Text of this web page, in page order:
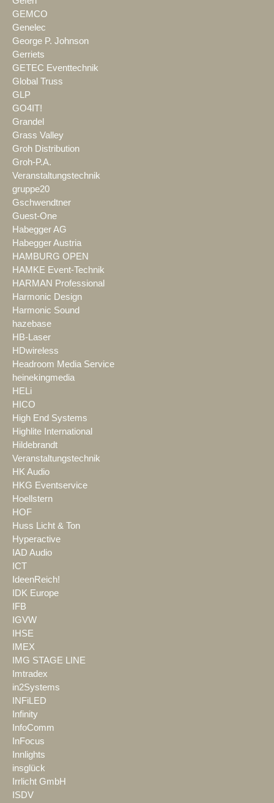
GEMCO
Genelec
George P. Johnson
Gerriets
GETEC Eventtechnik
Global Truss
GLP
GO4IT!
Grandel
Grass Valley
Groh Distribution
Groh-P.A.
Veranstaltungstechnik
gruppe20
Gschwendtner
Guest-One
Habegger AG
Habegger Austria
HAMBURG OPEN
HAMKE Event-Technik
HARMAN Professional
Harmonic Design
Harmonic Sound
hazebase
HB-Laser
HDwireless
Headroom Media Service
heinekingmedia
HELi
HICO
High End Systems
Highlite International
Hildebrandt
Veranstaltungstechnik
HK Audio
HKG Eventservice
Hoellstern
HOF
Huss Licht & Ton
Hyperactive
IAD Audio
ICT
IdeenReich!
IDK Europe
IFB
IGVW
IHSE
IMEX
IMG STAGE LINE
Imtradex
in2Systems
INFiLED
Infinity
InfoComm
InFocus
Innlights
insglück
Irrlicht GmbH
ISDV